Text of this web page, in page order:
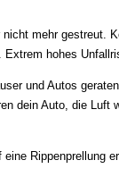
mehr gestreut.
Extrem hohes
und Autos
dein Auto, die Luft
Rippenprellung